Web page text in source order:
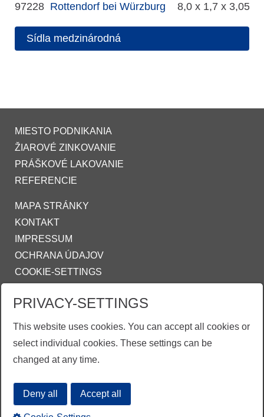
97228 Rottendorf bei Würzburg 8,0 x 1,7 x 3,05 m
Sídla medzinárodná
MIESTO PODNIKANIA
ŽIAROVÉ ZINKOVANIE
PRÁŠKOVÉ LAKOVANIE
REFERENCIE
MAPA STRÁNKY
KONTAKT
IMPRESSUM
OCHRANA ÚDAJOV
COOKIE-SETTINGS
VŠEOBECNÉ OBCHODNÉ PODMIENKY
INFO@ZINKPOWER.COM
Asociace českých a slovenských zinkoven
PRIVACY-SETTINGS
This website uses cookies. You can accept all cookies or
select individual cookies. These settings can be
changed at any time.
Deny all Accept all